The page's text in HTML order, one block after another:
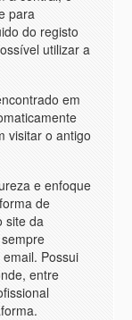
para
do registo
utilizar a
em
visitar o antigo
e enfoque
de
site da
Possui
entre